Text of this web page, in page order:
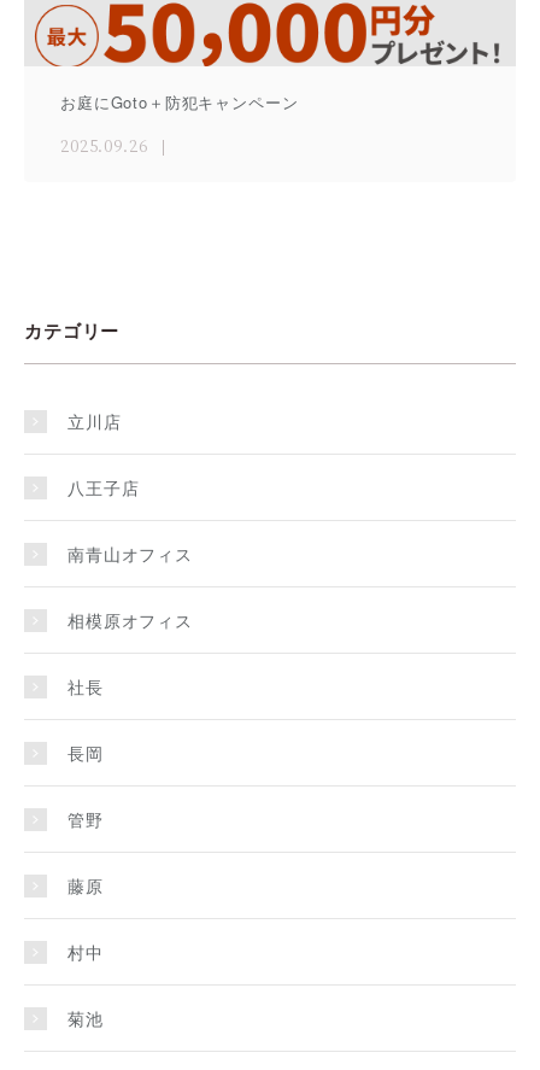
お庭にGoto＋防犯キャンペーン
2025.09.26
カテゴリー
立川店
八王子店
南青山オフィス
相模原オフィス
社長
長岡
管野
藤原
村中
菊池